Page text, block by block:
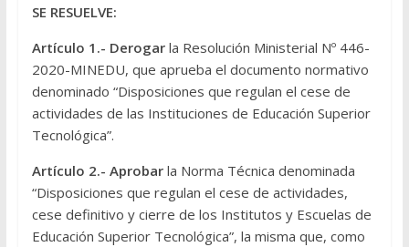
SE RESUELVE:
Artículo 1.- Derogarla Resolución Ministerial Nº 446-
2020-MINEDU, que aprueba el documento normativo
denominado “Disposiciones que regulan el cese de
actividades de las Instituciones de Educación Superior
Tecnológica”.
Artículo 2.- Aprobarla Norma Técnica denominada
“Disposiciones que regulan el cese de actividades,
cese definitivo y cierre de los Institutos y Escuelas de
Educación Superior Tecnológica”, la misma que, como